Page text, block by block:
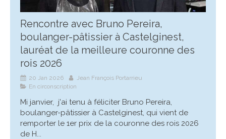
Rencontre avec Bruno Pereira,
boulanger-pâtissier à Castelginest,
lauréat de la meilleure couronne des
rois 2026
20 Jan 2026
Jean François Portarrieu
En circonscription
Mi janvier, j'ai tenu à féliciter Bruno Pereira,
boulanger-pâtissier à Castelginest, qui vient de
remporter le 1er prix de la couronne des rois 2026
de H...